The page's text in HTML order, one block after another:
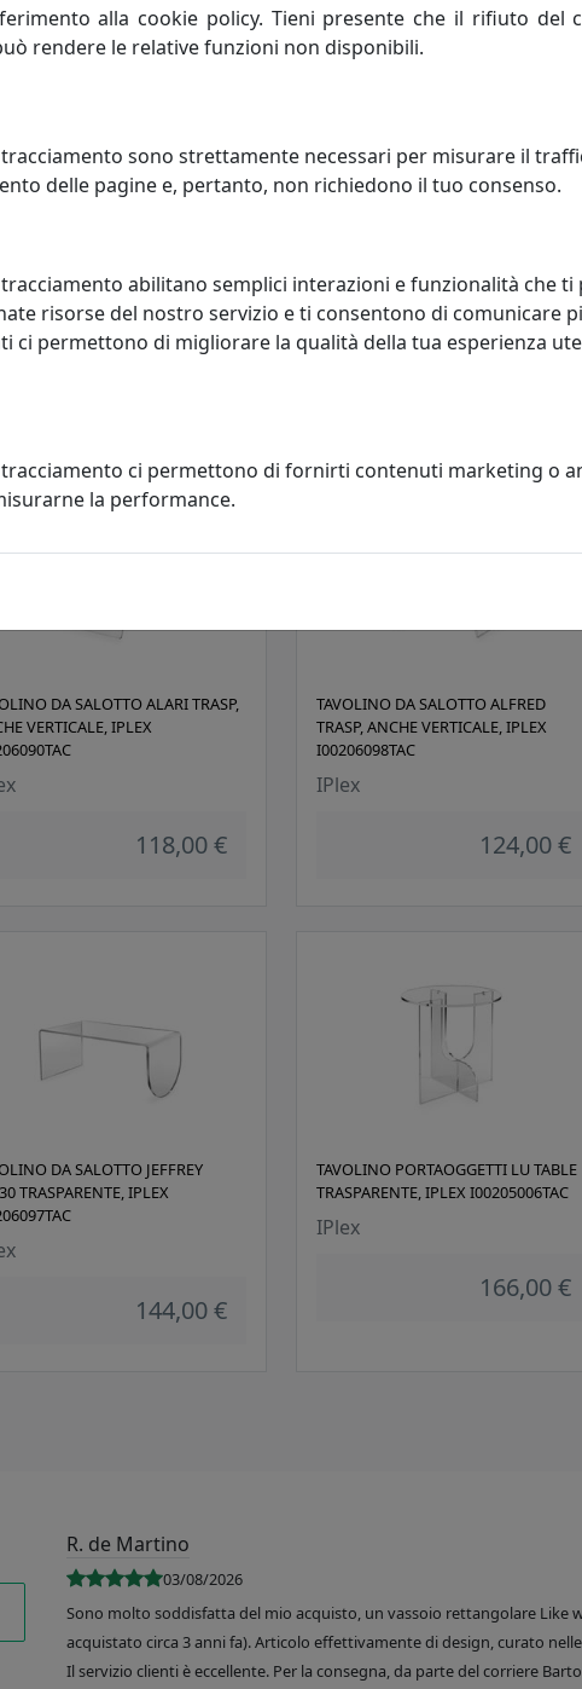
102,00 €
I00206013TAC
IPlex
DA SALOTTO ALARI TRASP,
VERTICALE, IPLEX
118,00 €
TAVOLINO DA SALOTTO ALFRED
TRASP, ANCHE VERTICALE, IPLEX
I00206098TAC
IPlex
124,00 €
DA SALOTTO JEFFREY
TRASPARENTE, IPLEX
144,00 €
TAVOLINO PORTAOGGETTI LU TABLE
TRASPARENTE, IPLEX I00205006TAC
IPlex
166,00 €
R. de Martino
03/08/2026
Sono molto soddisfatta del mio acquisto, un vassoio rettangolare Like
acquistato circa 3 anni fa). Articolo effettivamente di design, curato
Il servizio clienti è eccellente. Per la consegna, da parte del corriere
alla cookie policy. Tieni presente che il rifiuto del
rendere le relative funzioni non disponibili.
sono strettamente necessari per misurare il
delle pagine e, pertanto, non richiedono il tuo consenso.
abilitano semplici interazioni e funzionalità che
risorse del nostro servizio e ti consentono di comunicare
ci permettono di migliorare la qualità della tua esperienza
ci permettono di fornirti contenuti marketing o
la performance.